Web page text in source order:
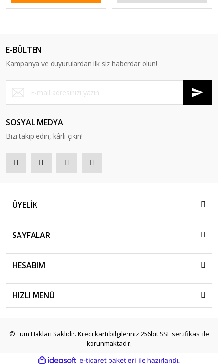
E-BÜLTEN
Kampanya ve duyurulardan ilk siz haberdar olun!
SOSYAL MEDYA
Bizi takip edin, kârlı çıkın!
ÜYELİK
SAYFALAR
HESABIM
HIZLI MENÜ
© Tüm Hakları Saklıdır. Kredi kartı bilgileriniz 256bit SSL sertifikası ile
korunmaktadır.
ideasoft e-